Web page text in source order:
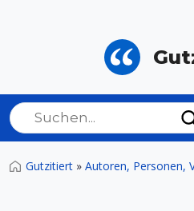
Gutzitiert » Autoren, Personen,